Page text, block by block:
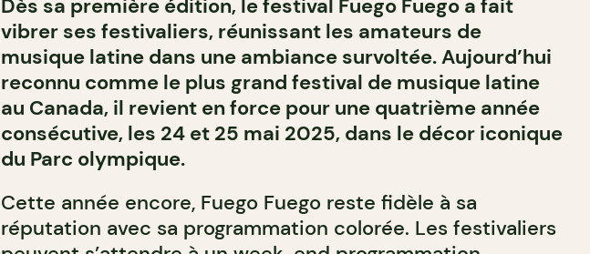
Dès sa première édition, le festival Fuego Fuego a fait
vibrer ses festivaliers, réunissant les amateurs de
musique latine dans une ambiance survoltée. Aujourd’hui
reconnu comme le plus grand festival de musique latine
au Canada, il revient en force pour une quatrième année
consécutive, les 24 et 25 mai 2025, dans le décor iconique
du Parc olympique.
Cette année encore, Fuego Fuego reste fidèle à sa
réputation avec sa programmation colorée. Les festivaliers